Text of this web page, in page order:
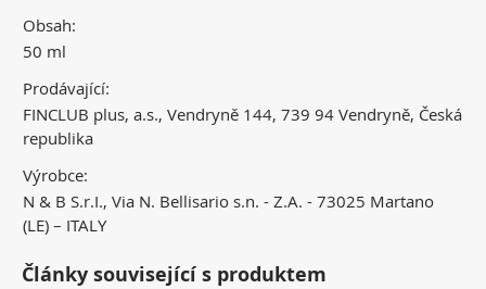
Obsah:
50 ml
Prodávající:
FINCLUB plus, a.s., Vendryně 144, 739 94 Vendryně, Česká
republika
Výrobce:
N & B S.r.I., Via N. Bellisario s.n. - Z.A. - 73025 Martano
(LE) – ITALY
Články související s produktem